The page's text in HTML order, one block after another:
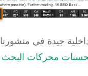
جيدة في منشورنا
محركات البحث